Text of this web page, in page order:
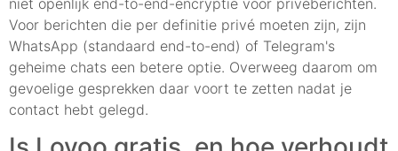
Voor berichten die per definitie privé moeten zijn, zijn
WhatsApp (standaard end-to-end) of Telegram's
geheime chats een betere optie. Overweeg daarom om
gevoelige gesprekken daar voort te zetten nadat je
contact hebt gelegd.